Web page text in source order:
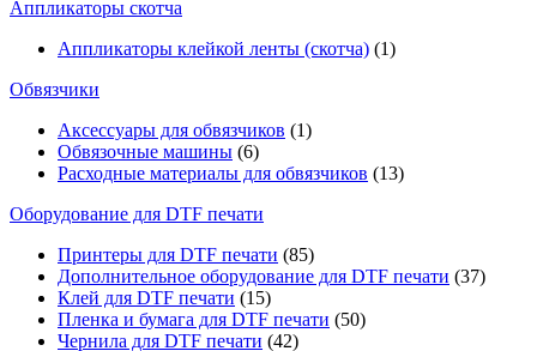
Аппликаторы скотча
Аппликаторы клейкой ленты (скотча) (1)
Обвязчики
Аксессуары для обвязчиков (1)
Обвязочные машины (6)
Расходные материалы для обвязчиков (13)
Оборудование для DTF печати
Принтеры для DTF печати (85)
Дополнительное оборудование для DTF печати (37)
Клей для DTF печати (15)
Пленка и бумага для DTF печати (50)
Чернила для DTF печати (42)